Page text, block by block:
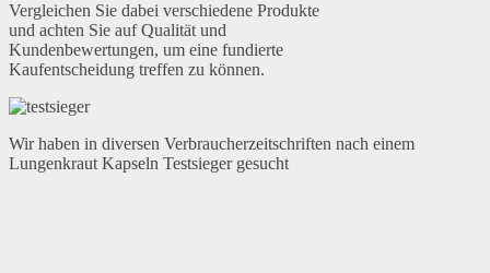
Vergleichen Sie dabei verschiedene Produkte
und achten Sie auf Qualität und
Kundenbewertungen, um eine fundierte
Kaufentscheidung treffen zu können.
Wir haben in diversen Verbraucherzeitschriften nach einem
Lungenkraut Kapseln Testsieger gesucht